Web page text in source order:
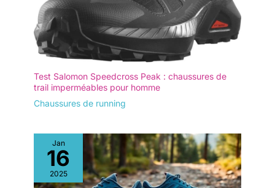
Test Salomon Speedcross Peak : chaussures de
trail imperméables pour homme
Chaussures de running
Jan
16
2025